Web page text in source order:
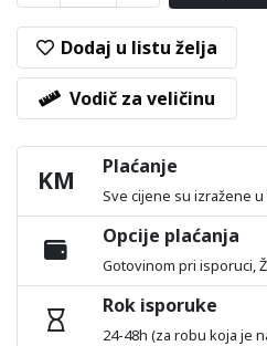
Dodaj u listu želja
Vodič za veličinu
KM Plaćanje
Sve cijene su izražene u
Opcije plaćanja
Gotovinom pri isporuci,
Rok isporuke
24-48h (za robu koja je